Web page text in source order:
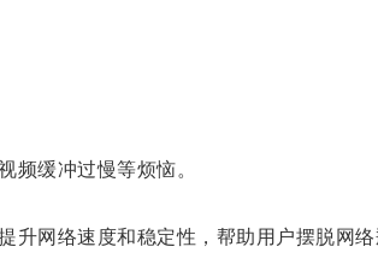
缓冲过慢等烦恼。
网络速度和稳定性，帮助用户摆脱网络